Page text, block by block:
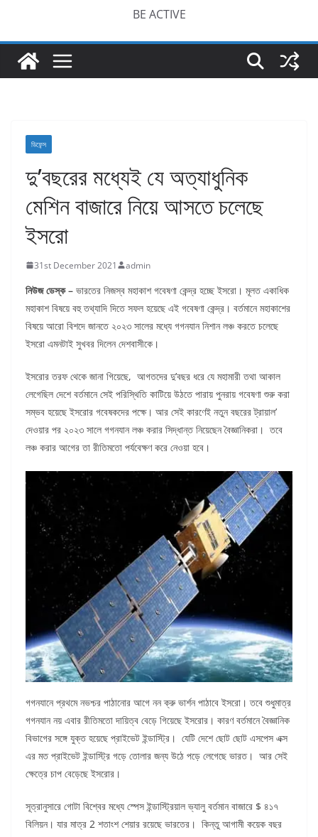
BE ACTIVE
ডিফেন্স
দু’বছরের মধ্যেই যে অত্যাধুনিক
মেশিন বাজারে নিয়ে আসতে চলেছে
ইসরো
31st December 2021 admin
নিউজ ডেস্ক – ভারতের নিজস্ব মহাকাশ গবেষণা কেন্দ্র হচ্ছে ইসরো। মূলত একাধিক
মহাকাশ বিষয়ে বহু তথ্যাদি দিতে সফল হয়েছে এই গবেষণা কেন্দ্র। বর্তমানে মহাকাশের
বিষয়ে আরো বিশদে জানতে ২০২৩ সালের মধ্যে গগনযান নিশান লঞ্চ করতে চলেছে
ইসরো এমনটাই সুখবর দিলেন দেশবাসীকে।
ইসরোর তরফ থেকে জানা গিয়েছে, আগতদের দু’বছর ধরে যে মহামারী তথা আকাল
লেগেছিল দেশে বর্তমানে সেই পরিস্থিতি কাটিয়ে উঠতে পারায় পুনরায় গবেষণা শুরু করা
সম্ভব হয়েছে ইসরোর গবেষকদের পক্ষে। আর সেই কারণেই নতুন বছরের ট্রায়াল’
দেওয়ার পর ২০২৩ সালে গগনযান লঞ্চ করার সিদ্ধান্ত নিয়েছেন বৈজ্ঞানিকরা। তবে
লঞ্চ করার আগের তা রীতিমতো পর্যবেক্ষণ করে নেওয়া হবে।
গগনযানে প্রথমে নভশ্চর পাঠানোর আগে নন ক্রু ভার্শন পাঠাবে ইসরো। তবে শুধুমাত্র
গগনযান নয় এবার রীতিমতো দায়িত্ব বেড়ে গিয়েছে ইসরোর। কারণ বর্তমানে বৈজ্ঞানিক
বিভাগের সঙ্গে যুক্ত হয়েছে প্রাইভেট ইন্ডাস্ট্রি। যেটি দেশে ছোট ছোট এসপেস এক্স
এর মত প্রাইভেট ইন্ডাস্ট্রি গড়ে তোলার জন্য উঠে পড়ে লেগেছে ভারত। আর সেই
ক্ষেত্রে চাপ বেড়েছে ইসরোর।
সূত্রানুসারে গোটা বিশ্বের মধ্যে স্পেস ইন্ডাস্ট্রিয়াল ভ্যালু বর্তমান বাজারে $ ৪১৭
বিলিয়ন। যার মাত্র 2 শতাংশ শেয়ার রয়েছে ভারতের। কিন্তু আগামী কয়েক বছর